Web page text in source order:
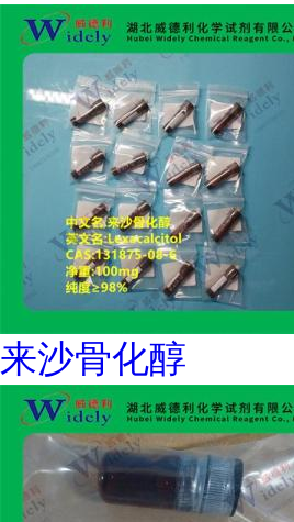
来沙骨化醇